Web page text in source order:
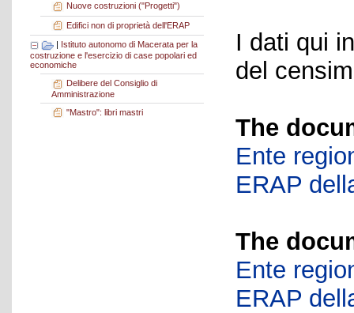
Nuove costruzioni ("Progetti")
Edifici non di proprietà dell'ERAP
Istituto autonomo di Macerata per la
costruzione e l'esercizio di case popolari ed
economiche
Delibere del Consiglio di
Amministrazione
"Mastro": libri mastri
I dati qui
del
The
Ente
ERAP
The
Ente
ERAP